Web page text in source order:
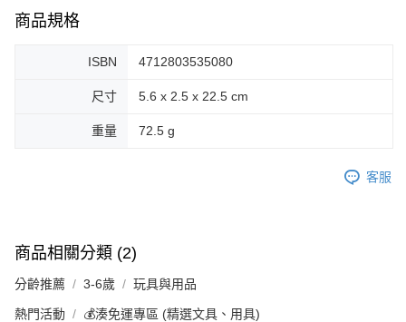
商品規格
ISBN 4712803535080
尺寸 5.6 x 2.5 x 22.5 cm
重量 72.5 g
客服
商品相關分類 (2)
分齡推薦 3-6歲 玩具與用品
熱門活動 💰湊免運專區 (精選文具、用具)